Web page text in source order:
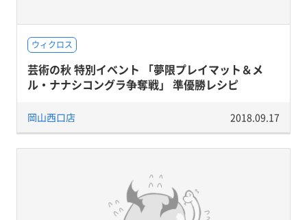
ウィクロス
芸術の秋 特別イベント 「夢限プレイマット＆メ
ル・ナナシコングラ争奪戦」 準優勝レシピ
岡山西口店 2018.09.17